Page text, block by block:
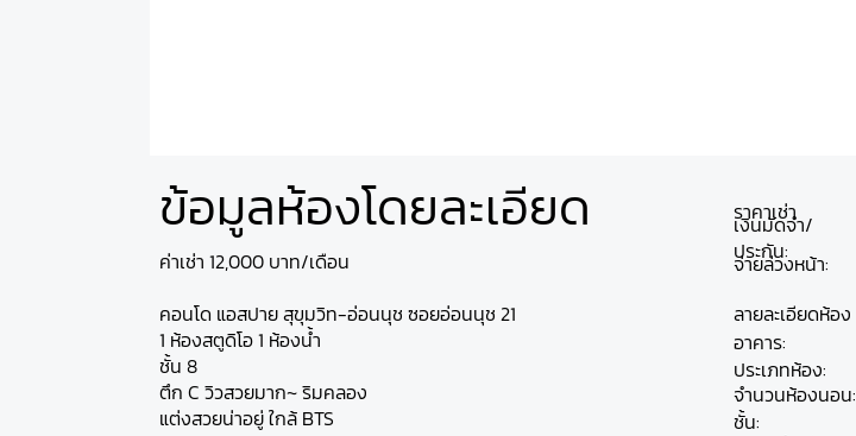
ข้อมูลห้องโดยละเอียด
ค่าเช่า 12,000 บาท/เดือน
คอนโด แอสปาย สุขุมวิท-อ่อนนุช ซอยอ่อนนุช 21
1 ห้องสตูดิโอ 1 ห้องน้ำ
ชั้น 8
ตึก C วิวสวยมาก~ ริมคลอง
แต่งสวยน่าอยู่ ใกล้ BTS
ลายละเอียดห้อง
อาคาร:
ประเภทห้อง:
จำนวนห้องนอน:
ชั้น:
ราคาเช่า
เงินมัดจำ/
ประกัน:
จ่ายล่วงหน้า: